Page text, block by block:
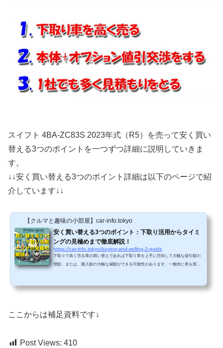
スイフト 4BA-ZC83S 2023年式（R5）を売って安く買い
替える3つのポイントを一つずつ詳細に説明していきま
す。
↓↓安く買い替える3つのポイント詳細は以下のページで紹
介しています↓↓
【クルマと趣味の小部屋】car-info.tokyo
安く買い替える3つのポイント：下取り活用からタイミ
ングの見極めまで徹底解説！
https://car-info.tokyo/buying-and-selling-3-guide
下取りで高く売る車の買い替えであれば下取り車を上手に売却して大幅な値引額の
増額、または、購入額の大幅な減額ができる可能性があります。一般的に車を買い
複数社で買取査定を行ったらこのような違いがおこります。同じ車なのに3社で比較
ここからは補足資料です↓
Post Views: 410